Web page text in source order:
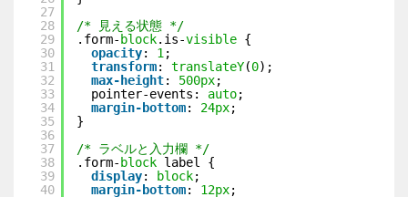
27
28
29
30
31
32
33
34
35
36
37
38
39
40
/* 見える状態 */
.form- block.is-visible {
opacity: 1 ;
transform: translateY(0);
max-height: 500px;
pointer-events: auto;
margin-bottom: 24px;
}
/* ラベルと入力欄 */
.form- block label {
display: block;
margin-bottom: 12px;